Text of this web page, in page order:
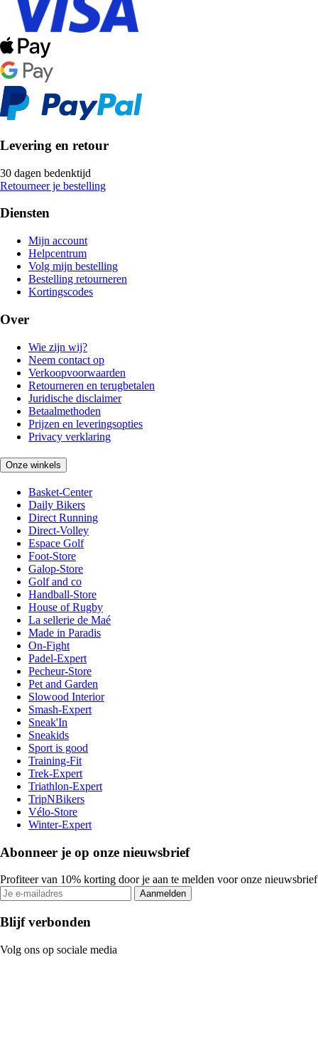
Levering en retour
30 dagen bedenktijd
Retourneer je bestelling
Diensten
Mijn account
Helpcentrum
Volg mijn bestelling
Bestelling retourneren
Kortingscodes
Over
Wie zijn wij?
Neem contact op
Verkoopvoorwaarden
Retourneren en terugbetalen
Juridische disclaimer
Betaalmethoden
Prijzen en leveringsopties
Privacy verklaring
Onze winkels
Basket-Center
Daily Bikers
Direct Running
Direct-Volley
Espace Golf
Foot-Store
Galop-Store
Golf and co
Handball-Store
House of Rugby
La sellerie de Maé
Made in Paradis
On-Fight
Padel-Expert
Pecheur-Store
Pet and Garden
Slowood Interior
Smash-Expert
Sneak'In
Sneakids
Sport is good
Training-Fit
Trek-Expert
Triathlon-Expert
TripNBikers
Vélo-Store
Winter-Expert
Abonneer je op onze nieuwsbrief
Profiteer van 10% korting door je aan te melden voor onze nieuwsbrief
Aanmelden
Blijf verbonden
Volg ons op sociale media